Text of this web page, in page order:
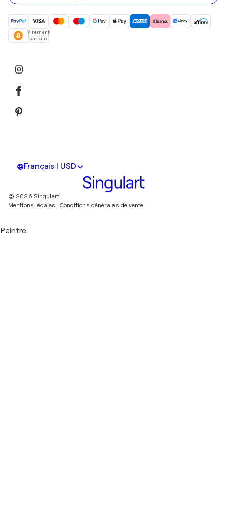
Virement
bancaire
Français | USD
© 2026 Singulart
Mentions légales. Conditions générales de vente
Peintre